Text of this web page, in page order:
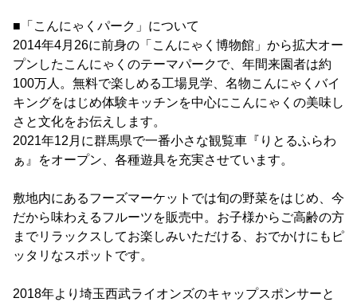
■「こんにゃくパーク」について
2014年4月26に前身の「こんにゃく博物館」から拡大オー
プンしたこんにゃくのテーマパークで、年間来園者は約
100万人。無料で楽しめる工場見学、名物こんにゃくバイ
キングをはじめ体験キッチンを中心にこんにゃくの美味し
さと文化をお伝えします。
2021年12月に群馬県で一番小さな観覧車『りとるふらわ
ぁ』をオープン、各種遊具を充実させています。
敷地内にあるフーズマーケットでは旬の野菜をはじめ、今
だから味わえるフルーツを販売中。お子様からご高齢の方
までリラックスしてお楽しみいただける、おでかけにもピ
ッタリなスポットです。
2018年より埼玉西武ライオンズのキャップスポンサーと